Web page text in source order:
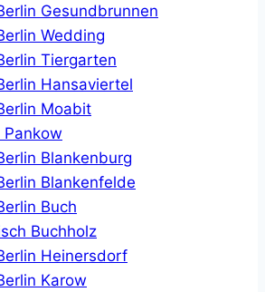
Gesundbrunnen
Wedding
Tiergarten
Hansaviertel
Moabit
Pankow
Blankenburg
Blankenfelde
Buch
Buchholz
Heinersdorf
Karow